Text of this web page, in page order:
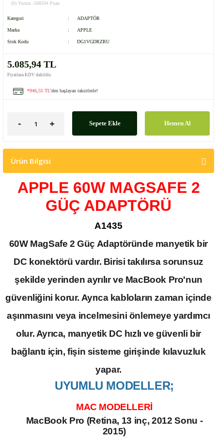
(0) Yorum -508594 Puan
Kategori ADAPTÖR
Marka APPLE
Stok Kodu DG1VGDRZRU
5.085,94 TL
Fiyatlara KDV dahildir.
*946,55 TL'den başlayan taksitlerle!
Sepete Ekle Hemen Al
Ürün Bilgisi
APPLE 60W MAGSAFE 2
GÜÇ ADAPTÖRÜ
A1435
60W MagSafe 2 Güç Adaptöründe manyetik bir
DC konektörü vardır. Birisi takılırsa sorunsuz
şekilde yerinden ayrılır ve MacBook Pro'nun
güvenliğini korur. Ayrıca kabloların zaman içinde
aşınmasını veya incelmesini önlemeye yardımcı
olur. Ayrıca, manyetik DC hızlı ve güvenli bir
bağlantı için, fişin sisteme girişinde kılavuzluk
yapar.
UYUMLU MODELLER;
MAC MODELLERİ
MacBook Pro (Retina, 13 inç, 2012 Sonu -
2015)